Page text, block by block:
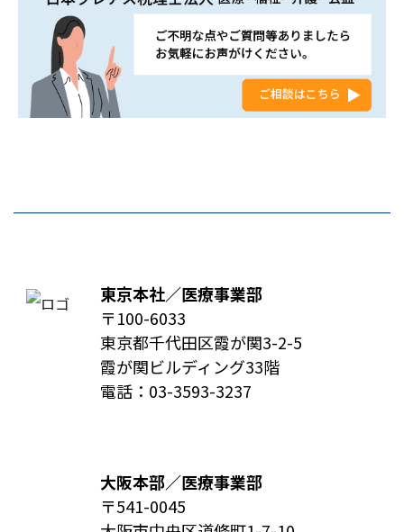
東京本社／医療事業部
〒100-6033
東京都千代田区霞が関3-2-5
霞が関ビルディング33階
電話： 03-3593-3237
大阪本部／医療事業部
〒541-0045